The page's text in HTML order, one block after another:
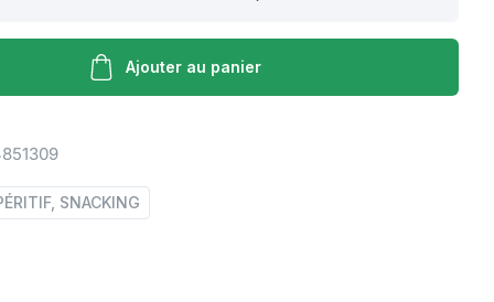
Ajouter au panier
SNACKING